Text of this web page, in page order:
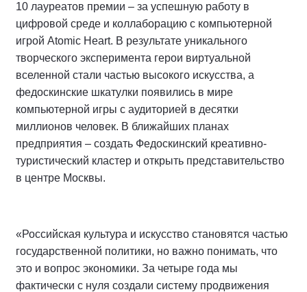
10 лауреатов премии – за успешную работу в
цифровой среде и коллаборацию с компьютерной
игрой Atomic Heart. В результате уникального
творческого эксперимента герои виртуальной
вселенной стали частью высокого искусства, а
федоскинские шкатулки появились в мире
компьютерной игры с аудиторией в десятки
миллионов человек. В ближайших планах
предприятия – создать Федоскинский креативно-
туристический кластер и открыть представительство
в центре Москвы.
«Российская культура и искусство становятся частью
государственной политики, но важно понимать, что
это и вопрос экономики. За четыре года мы
фактически с нуля создали систему продвижения